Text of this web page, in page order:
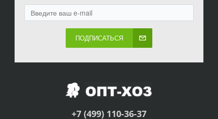
ПОДПИСАТЬСЯ
+7 (499) 110-36-37